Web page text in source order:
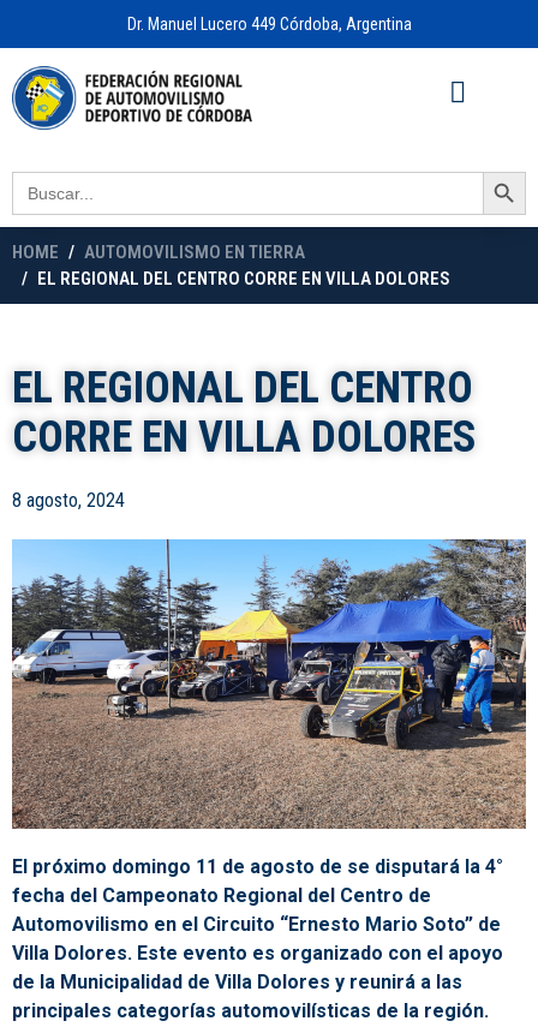
Dr. Manuel Lucero 449 Córdoba, Argentina
Search
for:
Search Button
HOME
AUTOMOVILISMO EN TIERRA
EL REGIONAL DEL CENTRO CORRE EN VILLA DOLORES
EL REGIONAL DEL CENTRO
CORRE EN VILLA DOLORES
8 agosto, 2024
El próximo domingo 11 de agosto de se disputará la 4°
fecha del Campeonato Regional del Centro de
Automovilismo en el Circuito “Ernesto Mario Soto” de
Villa Dolores. Este evento es organizado con el apoyo
de la Municipalidad de Villa Dolores y reunirá a las
principales categorías automovilísticas de la región.